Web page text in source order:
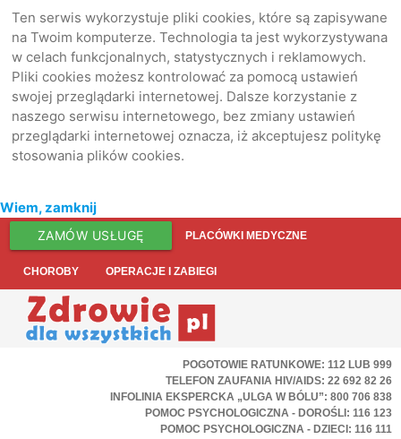
Ten serwis wykorzystuje pliki cookies, które są zapisywane
na Twoim komputerze. Technologia ta jest wykorzystywana
w celach funkcjonalnych, statystycznych i reklamowych.
Pliki cookies możesz kontrolować za pomocą ustawień
swojej przeglądarki internetowej. Dalsze korzystanie z
naszego serwisu internetowego, bez zmiany ustawień
przeglądarki internetowej oznacza, iż akceptujesz politykę
stosowania plików cookies.
Wiem, zamknij
ZAMÓW USŁUGĘ PLACÓWKI MEDYCZNE
CHOROBY OPERACJE I ZABIEGI
POGOTOWIE RATUNKOWE: 112 LUB 999
TELEFON ZAUFANIA HIV/AIDS: 22 692 82 26
INFOLINIA EKSPERCKA „ULGA W BÓLU”: 800 706 838
POMOC PSYCHOLOGICZNA - DOROŚLI: 116 123
POMOC PSYCHOLOGICZNA - DZIECI: 116 111